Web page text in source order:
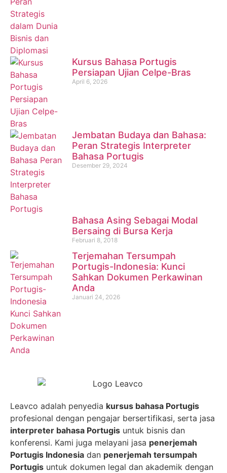
Kursus Bahasa Portugis
Persiapan Ujian Celpe-Bras
April 6, 2026
Jembatan Budaya dan Bahasa:
Peran Strategis Interpreter
Bahasa Portugis
Desember 29, 2024
Bahasa Asing Sebagai Modal
Bersaing di Bursa Kerja
Februari 8, 2018
Terjemahan Tersumpah
Portugis-Indonesia: Kunci
Sahkan Dokumen Perkawinan
Anda
Januari 24, 2026
Leavco adalah penyedia kursus bahasa Portugis
profesional dengan pengajar bersertifikasi, serta jasa
interpreter bahasa Portugis untuk bisnis dan
konferensi. Kami juga melayani jasa penerjemah
Portugis Indonesia dan penerjemah tersumpah
Portugis untuk dokumen legal dan akademik dengan